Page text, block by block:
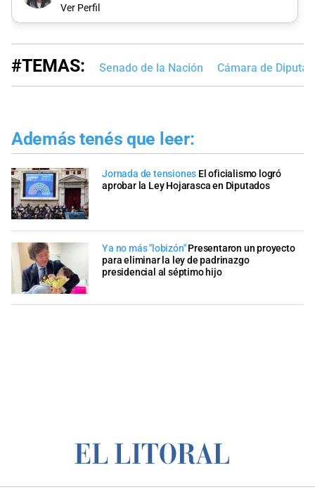
Ver Perfil
#TEMAS: Senado de la Nación Cámara de
Además tenés que leer:
Jornada de tensiones El oficialismo logró
aprobar la Ley Hojarasca en Diputados
Ya no más "lobizón" Presentaron un proyecto
para eliminar la ley de padrinazgo
presidencial al séptimo hijo